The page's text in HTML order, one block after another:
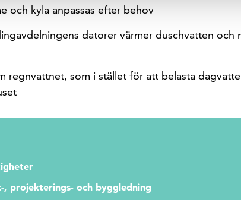
och kyla anpassas efter behov
datorer värmer duschvatten och
regnvattnet, som i stället för att belasta
, projekterings- och byggledning